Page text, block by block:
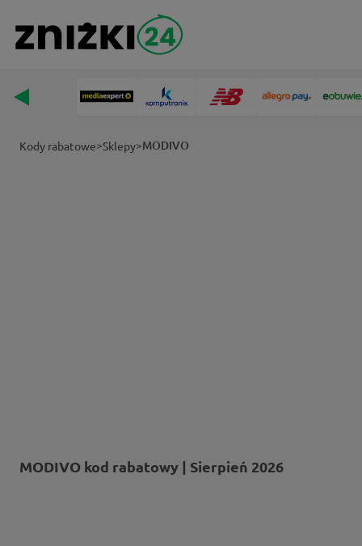
Kody rabatowe>Sklepy>MODIVO
MODIVO kod rabatowy | Sierpień 2026